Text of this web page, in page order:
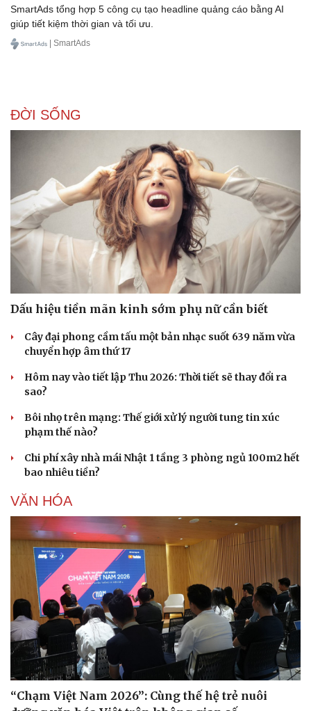
SmartAds tổng hợp 5 công cụ tạo headline quảng cáo bằng AI
giúp tiết kiệm thời gian và tối ưu.
| SmartAds
ĐỜI SỐNG
Dấu hiệu tiền mãn kinh sớm phụ nữ cần biết
Cây đại phong cầm tấu một bản nhạc suốt 639 năm vừa
chuyển hợp âm thứ 17
Hôm nay vào tiết lập Thu 2026: Thời tiết sẽ thay đổi ra
sao?
Bôi nhọ trên mạng: Thế giới xử lý người tung tin xúc
phạm thế nào?
Chi phí xây nhà mái Nhật 1 tầng 3 phòng ngủ 100m2 hết
bao nhiêu tiền?
VĂN HÓA
“Chạm Việt Nam 2026”: Cùng thế hệ trẻ nuôi